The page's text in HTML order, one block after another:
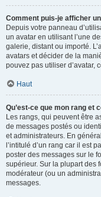
Comment puis-je afficher
Depuis votre panneau
un avatar en utilisant l’une
galerie, distant ou importé.
avatars et décider de la
pouvez pas utiliser d’avatar,
Haut
Qu’est-ce que mon rang et
Les rangs, qui peuvent être
de messages postés ou
et administrateurs. En
l’intitulé d’un rang car il est
poster des messages sur le
supérieur. Sur la plupart des
modérateur (ou un
messages.